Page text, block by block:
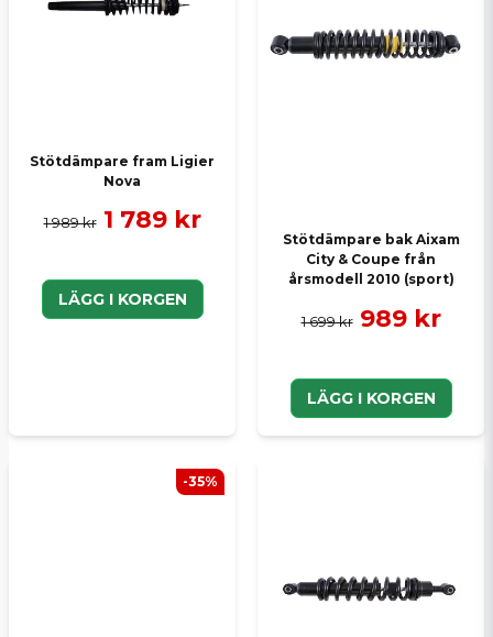
Stötdämpare fram Ligier
Nova
1 989 kr 1 789 kr
LÄGG I KORGEN
Stötdämpare bak Aixam
City & Coupe från
årsmodell 2010 (sport)
1 699 kr 989 kr
LÄGG I KORGEN
-35%
Skicka en fråga